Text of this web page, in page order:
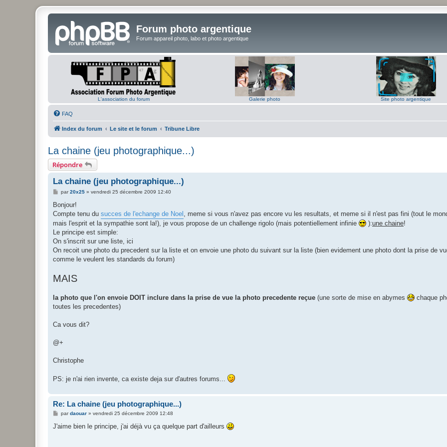
Forum photo argentique
Forum appareil photo, labo et photo argentique
L'association du forum Galerie photo Site photo argentique
FAQ
Index du forum Le site et le forum Tribune Libre
La chaine (jeu photographique...)
Répondre
La chaine (jeu photographique...)
M
s
a
g
e
par20x25» vendredi 25 décembre 2009 12:40
Bonjour!
Compte tenu du succes de l'echange de Noel , meme si vous n'avez pas encore vu les resultats, et meme si il n'est pas fini (tout le
mais l'esprit et la sympathie sont la!), je vous propose de un challenge rigolo (mais potentiellement infinie
):une chaine!
Le principe est simple:
On s'inscrit sur une liste, ici
On recoit une photo du precedent sur la liste et on envoie une photo du suivant sur la liste (bien evidement une photo dont la prise de
comme le veulent les standards du forum)
MAIS
la photo que l'on envoie DOIT inclure dans la prise de vue la photo precedente reçue (une sorte de mise en abymes
chaque
toutes les precedentes)
Ca vous dit?
@+
Christophe
PS: je n'ai rien invente, ca existe deja sur d'autres forums...
Re: La chaine (jeu photographique...)
M
s
pardaouar» vendredi 25 décembre 2009 12:48
J'aime bien le principe, j'ai déjà vu ça quelque part d'ailleurs